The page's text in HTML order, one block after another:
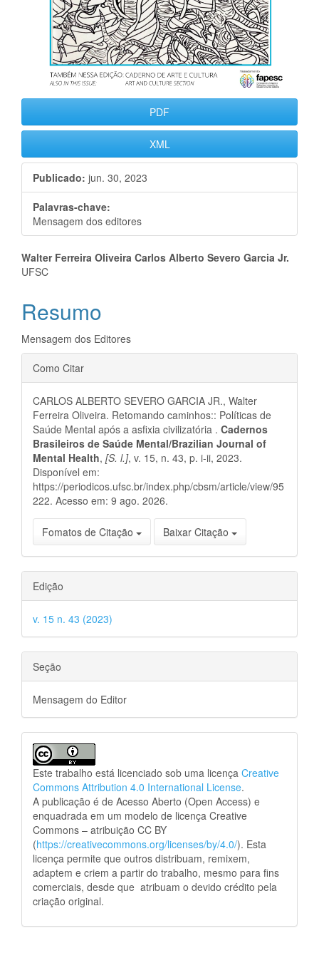
PDF
XML
Publicado: jun. 30, 2023
Palavras-chave:
Mensagem dos editores
Conteúdo
artigo
principal
Walter Ferreira Oliveira Carlos Alberto Severo Garcia Jr.
UFSC
Resumo
Mensagem dos Editores
Detalhes
do
artigo
Como Citar
CARLOS ALBERTO SEVERO GARCIA JR., Walter
Ferreira Oliveira. Retomando caminhos:: Políticas de
Saúde Mental após a asfixia civilizatória . Cadernos
Brasileiros de Saúde Mental/Brazilian Journal of
Mental Health, [S. l.], v. 15, n. 43, p. i-ii, 2023.
Disponível em:
https://periodicos.ufsc.br/index.php/cbsm/article/view/95
222. Acesso em: 9 ago. 2026.
Fomatos de Citação Baixar Citação
Edição
v. 15 n. 43 (2023)
Seção
Mensagem do Editor
Este trabalho está licenciado sob uma licença Creative
Commons Attribution 4.0 International License.
A publicação é de Acesso Aberto (Open Access) e
enquadrada em um modelo de licença Creative
Commons – atribuição CC BY
(https://creativecommons.org/licenses/by/4.0/). Esta
licença permite que outros distribuam, remixem,
adaptem e criem a partir do trabalho, mesmo para fins
comerciais, desde que atribuam o devido crédito pela
criação original.